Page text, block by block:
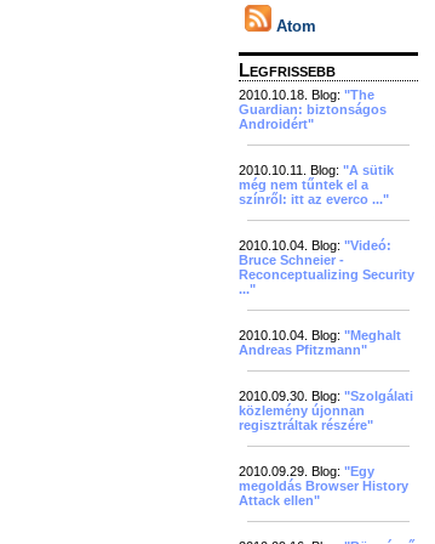
Atom
Legfrissebb
2010.10.18. Blog: "The
Guardian: biztonságos
Androidért"
2010.10.11. Blog: "A sütik
még nem tűntek el a
színről: itt az everco ..."
2010.10.04. Blog: "Videó:
Bruce Schneier -
Reconceptualizing Security
..."
2010.10.04. Blog: "Meghalt
Andreas Pfitzmann"
2010.09.30. Blog: "Szolgálati
közlemény újonnan
regisztráltak részére"
2010.09.29. Blog: "Egy
megoldás Browser History
Attack ellen"